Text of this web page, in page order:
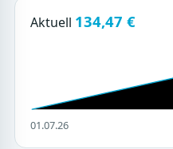
Aktuell 134,47 €
01.07.26